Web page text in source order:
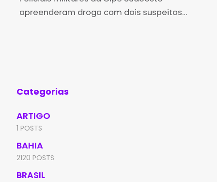
apreenderam droga com dois suspeitos
Categorias
ARTIGO
1 POSTS
BAHIA
2120 POSTS
BRASIL